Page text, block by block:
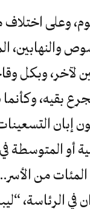
وعلى اختلاف
وبكل
بقيه،
إبان
أو
من
الرئاسة،